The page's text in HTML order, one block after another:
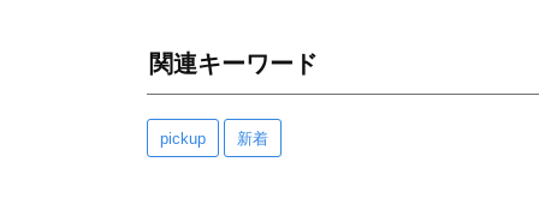
関連キーワード
pickup 新着